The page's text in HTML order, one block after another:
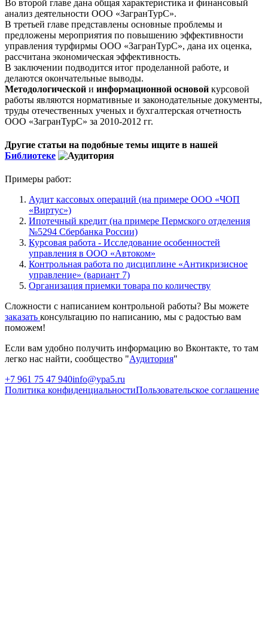
Во второй главе дана общая характеристика и финансовый
анализ деятельности ООО «ЗагранТурС».
В третьей главе представлены основные проблемы и
предложены мероприятия по повышению эффективности
управления турфирмы ООО «ЗагранТурС», дана их оценка,
рассчитана экономическая эффективность.
В заключении подводится итог проделанной работе, и
делаются окончательные выводы.
Методологической и информационной основой курсовой
работы являются нормативные и законодательные документы,
труды отечественных ученых и бухгалтерская отчетность
ООО «ЗагранТурС» за 2010-2012 гг.
Другие статьи на подобные темы ищите в нашей
Библиотеке
Примеры работ:
Аудит кассовых операций (на примере ООО «ЧОП
«Виртус»)
Ипотечный кредит (на примере Пермского отделения
№5294 Сбербанка России)
Курсовая работа - Исследование особенностей
управления в ООО «Автоком»
Контрольная работа по дисциплине «Антикризисное
управление» (вариант 7)
Организация приемки товара по количеству
Сложности с написанием контрольной работы? Вы можете
заказать консультацию по написанию, мы с радостью вам
поможем!
Если вам удобно получить информацию во Вконтакте, то там
легко нас найти, сообщество "Аудитория"
+7 961 75 47 940info@ypa5.ru
Политика конфиденциальностиПользовательское соглашение